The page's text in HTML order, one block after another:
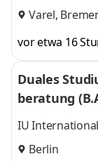
Varel,
vor etwa 16
Duales
beratung
IU
Berlin